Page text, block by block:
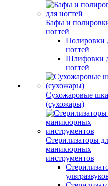
Бафы и
ногтей
Полировки
ногтей
Шлифовки
ногтей
Сухожаровые
(сухожары)
Стерилизаторы
маникюрных
инструментов